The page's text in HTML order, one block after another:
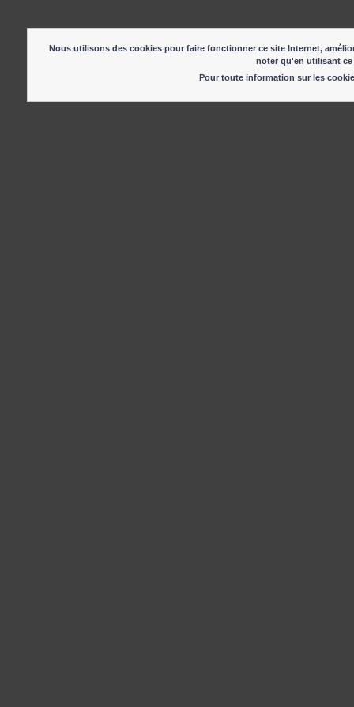
Nous utilisons des cookies pour faire fonctionner ce site Internet,
noter qu'en utilisant
Pour toute information sur les